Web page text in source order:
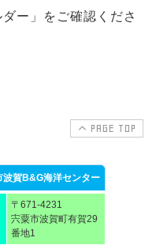
ー」をご確認くださ
PAGE TOP
波賀B&G海洋センター
〒671-4231
宍粟市波賀町有賀29
番地1